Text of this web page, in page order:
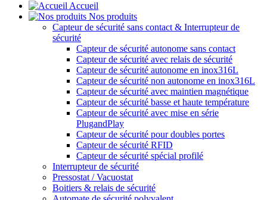
Accueil
Nos produits
Capteur de sécurité sans contact & Interrupteur de
sécurité
Capteur de sécurité autonome sans contact
Capteur de sécurité avec relais de sécurité
Capteur de sécurité autonome en inox316L
Capteur de sécurité non autonome en inox316L
Capteur de sécurité avec maintien magnétique
Capteur de sécurité basse et haute température
Capteur de sécurité avec mise en série
PlugandPlay
Capteur de sécurité pour doubles portes
Capteur de sécurité RFID
Capteur de sécurité spécial profilé
Interrupteur de sécurité
Pressostat / Vacuostat
Boitiers & relais de sécurité